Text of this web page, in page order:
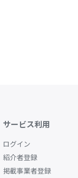
サービス利用
ログイン
紹介者登録
掲載事業者登録